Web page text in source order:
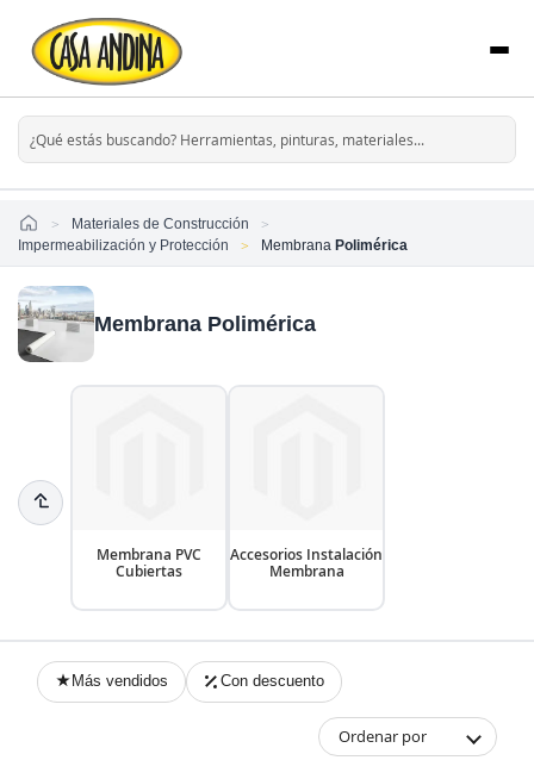
HomeMateriales de Construcción
Impermeabilización y Protección
Membrana Polimérica
Membrana Polimérica
Membrana PVC
Cubiertas
Accesorios Instalación
Membrana
Más vendidos Con descuento
Ordenar por